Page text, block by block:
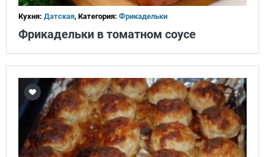
Кухня: Датская, Категория: Фрикадельки
Фрикадельки в томатном соусе